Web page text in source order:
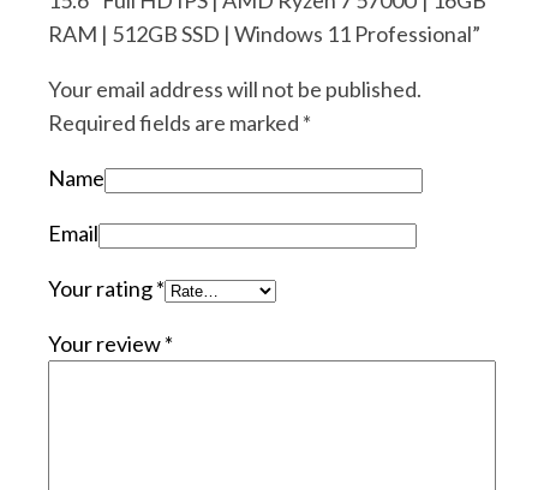
RAM | 512GB SSD | Windows 11 Professional”
Your email address will not be published.
Required fields are marked *
Name
Email
Your rating*
Your review*